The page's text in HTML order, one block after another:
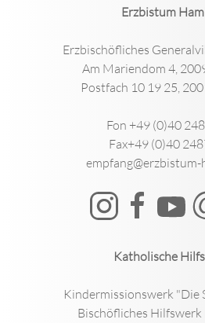
Erzbistum
Erzbischöfliches
Am Mariendom 4,
Postfach 10 19 25,
Fon +49 (0)40
Fax+49 (0)40
empfang@erzbistum-
Katholische
Kindermissionswerk "Die
Bischöfliches Hilfswerk